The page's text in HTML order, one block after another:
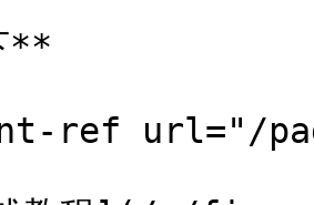
**
ref url="/